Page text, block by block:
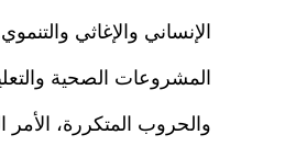
الإنساني والإغاثي
المشروعات الصحية
والحروب المتكررة،